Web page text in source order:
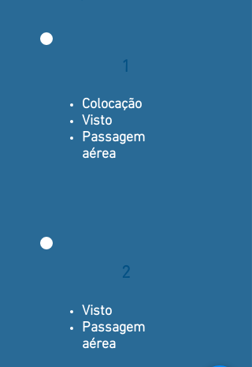
1
Colocação
Visto
Passagem
aérea
2
Visto
Passagem
aérea